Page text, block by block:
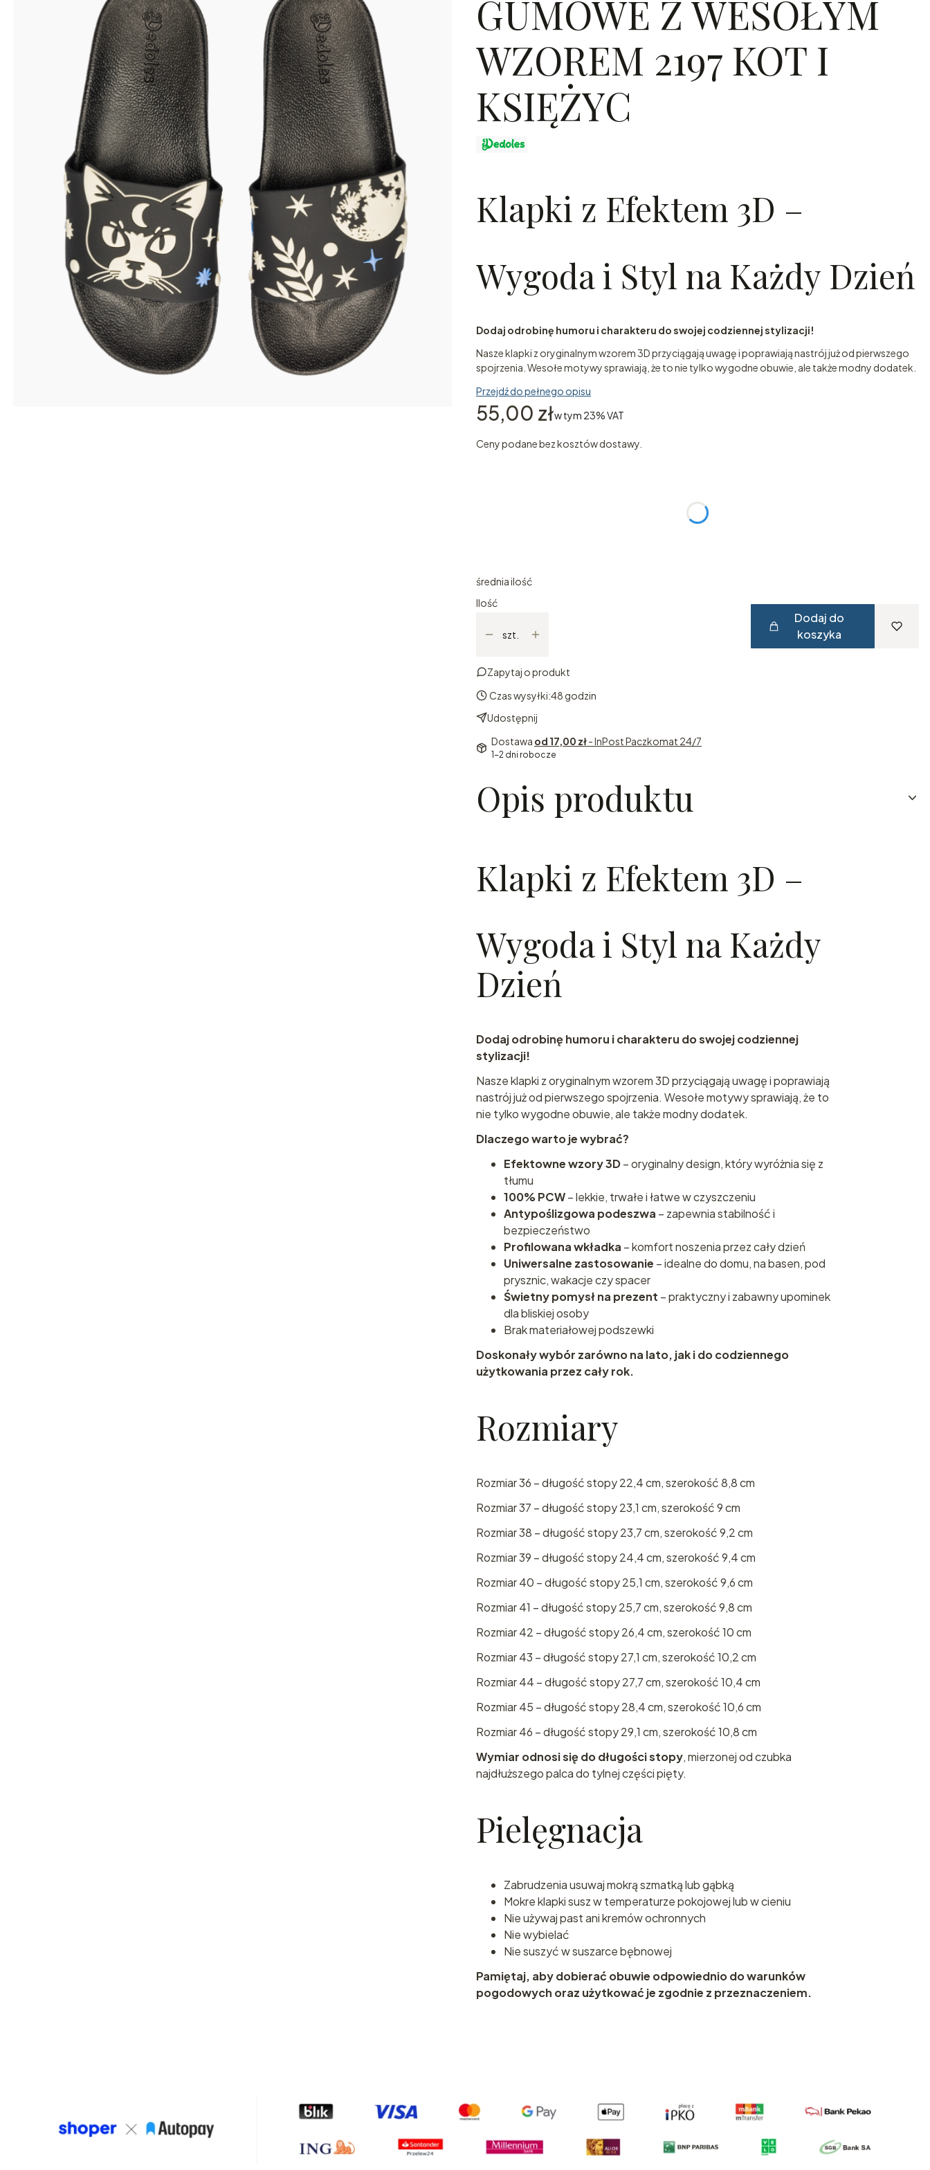
GUMOWE Z WESOŁYM
WZOREM 2197 KOT I
KSIĘŻYC
Klapki z Efektem 3D –
Wygoda i Styl na Każdy Dzień
Dodaj odrobinę humoru i charakteru do swojej codziennej stylizacji!
Nasze klapki z oryginalnym wzorem 3D przyciągają uwagę i poprawiają nastrój już od pierwszego
spojrzenia. Wesołe motywy sprawiają, że to nie tylko wygodne obuwie, ale także modny dodatek.
Przejdź do pełnego opisu
Cena
55,00 złw tym 23% VAT
w tym 23%VAT
Ceny podane bez kosztów dostawy.
średnia ilość
Ilość
szt.
Dodaj do
koszyka
Zapytaj o produkt
Czas wysyłki:48 godzin
Udostępnij
Dostawa od 17,00 zł- InPost Paczkomat 24/7
1-2 dni robocze
Opis produktu
Klapki z Efektem 3D –
Wygoda i Styl na Każdy
Dzień
Dodaj odrobinę humoru i charakteru do swojej codziennej
stylizacji!
Nasze klapki z oryginalnym wzorem 3D przyciągają uwagę i poprawiają
nastrój już od pierwszego spojrzenia. Wesołe motywy sprawiają, że to
nie tylko wygodne obuwie, ale także modny dodatek.
Dlaczego warto je wybrać?
Efektowne wzory 3D– oryginalny design, który wyróżnia się z
tłumu
100% PCW– lekkie, trwałe i łatwe w czyszczeniu
Antypoślizgowa podeszwa – zapewnia stabilność i
bezpieczeństwo
Profilowana wkładka – komfort noszenia przez cały dzień
Uniwersalne zastosowanie – idealne do domu, na basen, pod
prysznic, wakacje czy spacer
Świetny pomysł na prezent – praktyczny i zabawny upominek
dla bliskiej osoby
Brak materiałowej podszewki
Doskonały wybór zarówno na lato, jak i do codziennego
użytkowania przez cały rok.
Rozmiary
Rozmiar 36 – długość stopy 22,4 cm, szerokość 8,8 cm
Rozmiar 37 – długość stopy 23,1 cm, szerokość 9 cm
Rozmiar 38 – długość stopy 23,7 cm, szerokość 9,2 cm
Rozmiar 39 – długość stopy 24,4 cm, szerokość 9,4 cm
Rozmiar 40 – długość stopy 25,1 cm, szerokość 9,6 cm
Rozmiar 41 – długość stopy 25,7 cm, szerokość 9,8 cm
Rozmiar 42 – długość stopy 26,4 cm, szerokość 10 cm
Rozmiar 43 – długość stopy 27,1 cm, szerokość 10,2 cm
Rozmiar 44 – długość stopy 27,7 cm, szerokość 10,4 cm
Rozmiar 45 – długość stopy 28,4 cm, szerokość 10,6 cm
Rozmiar 46 – długość stopy 29,1 cm, szerokość 10,8 cm
Wymiar odnosi się do długości stopy, mierzonej od czubka
najdłuższego palca do tylnej części pięty.
Pielęgnacja
Zabrudzenia usuwaj mokrą szmatką lub gąbką
Mokre klapki susz w temperaturze pokojowej lub w cieniu
Nie używaj past ani kremów ochronnych
Nie wybielać
Nie suszyć w suszarce bębnowej
Pamiętaj, aby dobierać obuwie odpowiednio do warunków
pogodowych oraz użytkować je zgodnie z przeznaczeniem.